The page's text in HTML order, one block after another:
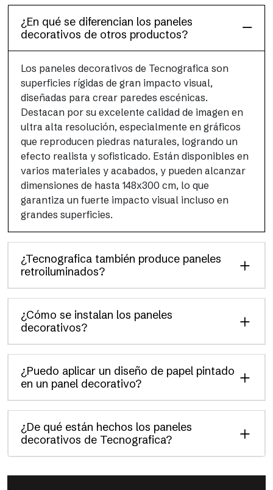
¿En qué se diferencian los paneles
decorativos de otros productos?
Los paneles decorativos de Tecnografica son
superficies rígidas de gran impacto visual,
diseñadas para crear paredes escénicas.
Destacan por su excelente calidad de imagen en
ultra alta resolución, especialmente en gráficos
que reproducen piedras naturales, logrando un
efecto realista y sofisticado. Están disponibles en
varios materiales y acabados, y pueden alcanzar
dimensiones de hasta 148x300 cm, lo que
garantiza un fuerte impacto visual incluso en
grandes superficies.
¿Tecnografica también produce paneles
retroiluminados?
¿Cómo se instalan los paneles
decorativos?
¿Puedo aplicar un diseño de papel pintado
en un panel decorativo?
¿De qué están hechos los paneles
decorativos de Tecnografica?